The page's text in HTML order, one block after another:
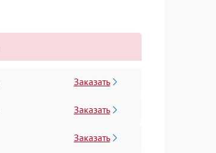
Заказать
Заказать
Заказать